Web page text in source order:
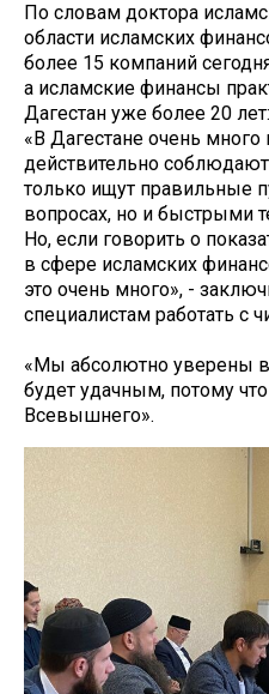
По словам доктора
области исламских
более 15 компаний
а исламские финансы
Дагестан уже более 20 лет:
«В Дагестане очень
действительно
только ищут правильные
вопросах, но и быстрыми
Но, если говорить о
в сфере исламских
это очень много», -
специалистам работать с
«Мы абсолютно уверены
будет удачным, потому
Всевышнего».